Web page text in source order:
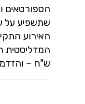
הספורטאים
שתשפיע על
האירוע
ש"ח –